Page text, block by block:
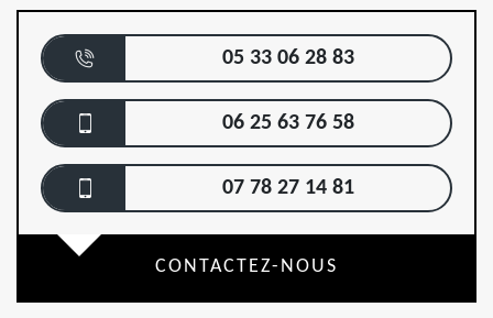
05 33 06 28 83
06 25 63 76 58
07 78 27 14 81
CONTACTEZ-NOUS